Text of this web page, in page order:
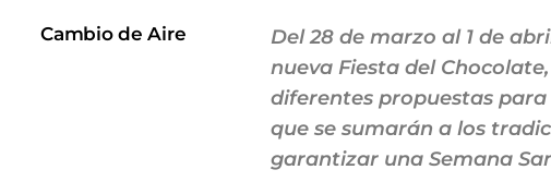
Cambio de Aire
Del 28 de marzo al 1 de
nueva Fiesta del
diferentes propuestas
que se sumarán a los
garantizar una Semana